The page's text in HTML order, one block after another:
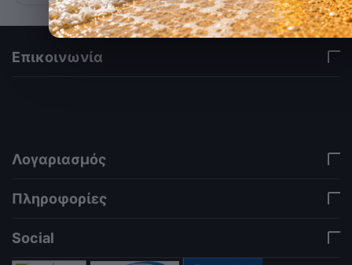
Επικοινωνία
Λογαριασμός
Πληροφορίες
Social